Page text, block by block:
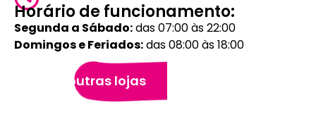
Horário de funcionamento:
Segunda a Sábado:das 07:00 às 22:00
Domingos e Feriados:das 08:00 às 18:00
Veja outras lojas